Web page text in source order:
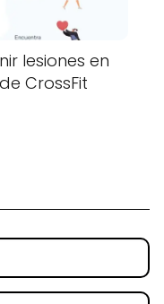
lesiones en
CrossFit